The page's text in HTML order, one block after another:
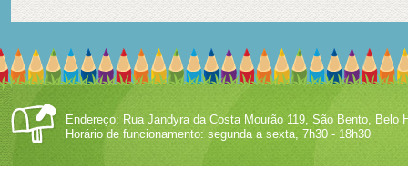
Endereço: Rua Jandyra da Costa Mourão 119, São Bento, Belo
Horário de funcionamento: segunda a sexta, 7h30 - 18h30